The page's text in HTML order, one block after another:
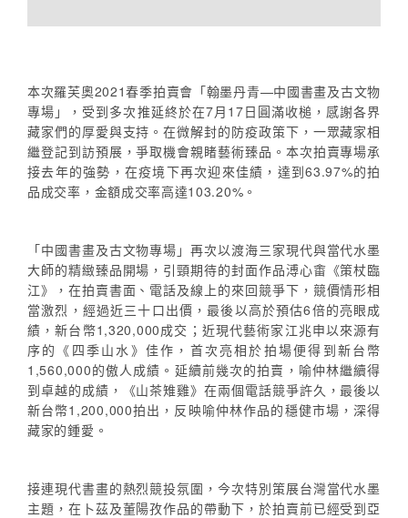
本次羅芙奧2021春季拍賣會「翰墨丹青—中國書畫及古文物
專場」，受到多次推延終於在7月17日圓滿收槌，感謝各界
藏家們的厚愛與支持。在微解封的防疫政策下，一眾藏家相
繼登記到訪預展，爭取機會親睹藝術臻品。本次拍賣專場承
接去年的強勢，在疫境下再次迎來佳績，達到63.97%的拍
品成交率，金額成交率高達103.20%。
「中國書畫及古文物專場」再次以渡海三家現代與當代水墨
大師的精緻臻品開場，引頸期待的封面作品溥心畬《策杖臨
江》，在拍賣書面、電話及線上的來回競爭下，競價情形相
當激烈，經過近三十口出價，最後以高於預估6倍的亮眼成
績，新台幣1,320,000成交；近現代藝術家江兆申以來源有
序的《四季山水》佳作，首次亮相於拍場便得到新台幣
1,560,000的傲人成績。延續前幾次的拍賣，喻仲林繼續得
到卓越的成績，《山茶雉雞》在兩個電話競爭許久，最後以
新台幣1,200,000拍出，反映喻仲林作品的穩健市場，深得
藏家的鍾愛。
接連現代書畫的熱烈競投氛圍，今次特別策展台灣當代水墨
主題，在卜茲及董陽孜作品的帶動下，於拍賣前已經受到亞